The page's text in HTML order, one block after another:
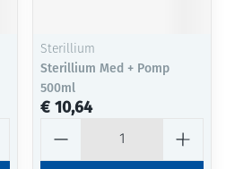
Sterillium
Sterillium Med + Pomp
500ml
€ 10,64